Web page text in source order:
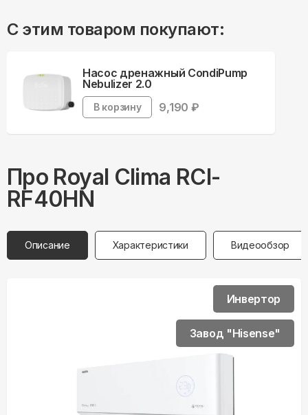
С этим товаром покупают:
Насос дренажный CondiPump
Nebulizer 2.0
В корзину 9,190 ₽
Про Royal Clima RCI-
RF40HN
Описание Характеристики Видеообзор
Инвертор
Завод "Hisense"